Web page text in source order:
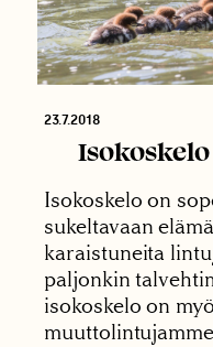
23.7.2018
Isokoskelo on
sukeltavaan
karaistuneita
paljonkin
isokoskelo on